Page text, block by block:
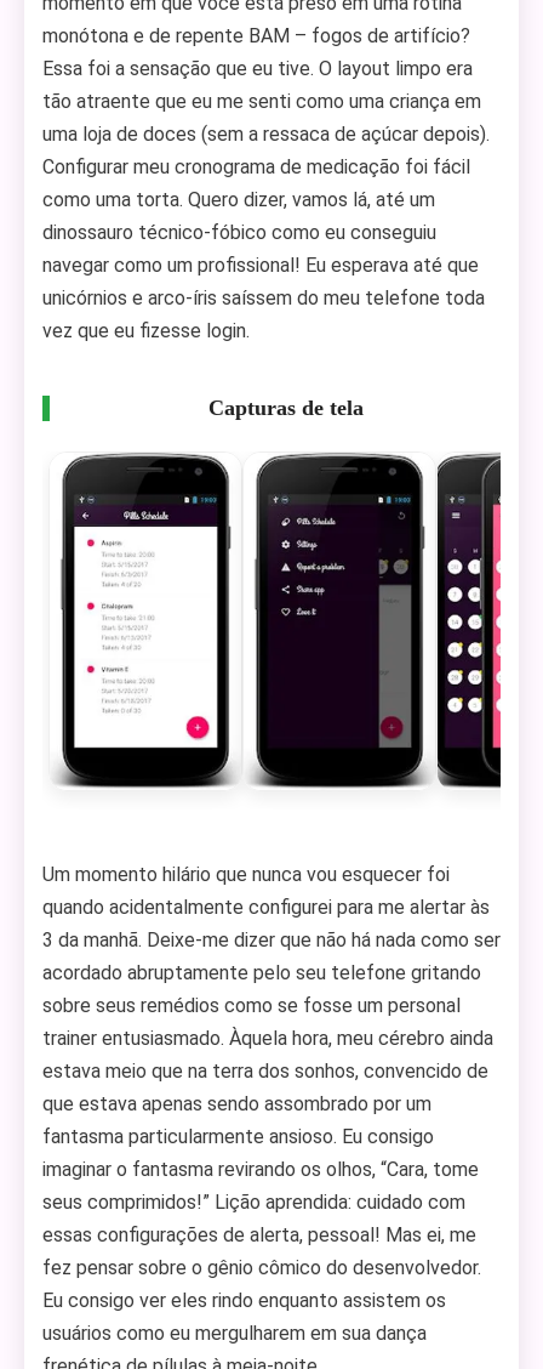
monótona e de repente BAM – fogos de artifício?
Essa foi a sensação que eu tive. O layout limpo era
tão atraente que eu me senti como uma criança em
uma loja de doces (sem a ressaca de açúcar depois).
Configurar meu cronograma de medicação foi fácil
como uma torta. Quero dizer, vamos lá, até um
dinossauro técnico-fóbico como eu conseguiu
navegar como um profissional! Eu esperava até que
unicórnios e arco-íris saíssem do meu telefone toda
vez que eu fizesse login.
Capturas de tela
Um momento hilário que nunca vou esquecer foi
quando acidentalmente configurei para me alertar às
3 da manhã. Deixe-me dizer que não há nada como ser
acordado abruptamente pelo seu telefone gritando
sobre seus remédios como se fosse um personal
trainer entusiasmado. Àquela hora, meu cérebro ainda
estava meio que na terra dos sonhos, convencido de
que estava apenas sendo assombrado por um
fantasma particularmente ansioso. Eu consigo
imaginar o fantasma revirando os olhos, “Cara, tome
seus comprimidos!” Lição aprendida: cuidado com
essas configurações de alerta, pessoal! Mas ei, me
fez pensar sobre o gênio cômico do desenvolvedor.
Eu consigo ver eles rindo enquanto assistem os
usuários como eu mergulharem em sua dança